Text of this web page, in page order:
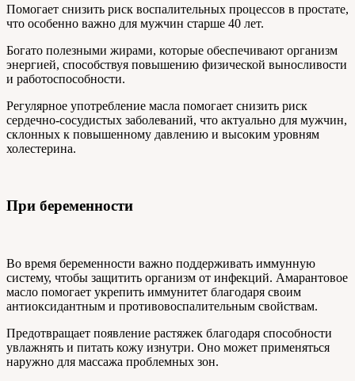
Помогает снизить риск воспалительных процессов в простате,
что особенно важно для мужчин старше 40 лет.
Богато полезными жирами, которые обеспечивают организм
энергией, способствуя повышению физической выносливости
и работоспособности.
Регулярное употребление масла помогает снизить риск
сердечно-сосудистых заболеваний, что актуально для мужчин,
склонных к повышенному давлению и высоким уровням
холестерина.
При беременности
Во время беременности важно поддерживать иммунную
систему, чтобы защитить организм от инфекций. Амарантовое
масло помогает укрепить иммунитет благодаря своим
антиоксидантным и противовоспалительным свойствам.
Предотвращает появление растяжек благодаря способности
увлажнять и питать кожу изнутри. Оно может применяться
наружно для массажа проблемных зон.